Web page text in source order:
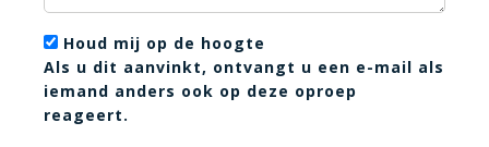
Houd mij op de hoogte
Als u dit aanvinkt, ontvangt u een e-mail als
iemand anders ook op deze oproep
reageert.